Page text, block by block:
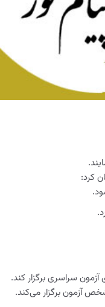
کرد:
سراسری برگزار کند.
آزمون برگزار می‌کند.